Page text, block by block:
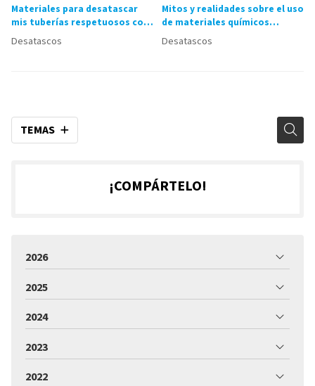
TEMAS
Materiales para desatascar
mis tuberías respetuosos con
el medioambiente
Desatascos
Mitos y realidades sobre el uso
de materiales químicos
desatascantes
Desatascos
¡COMPÁRTELO!
2026
2025
2024
2023
2022